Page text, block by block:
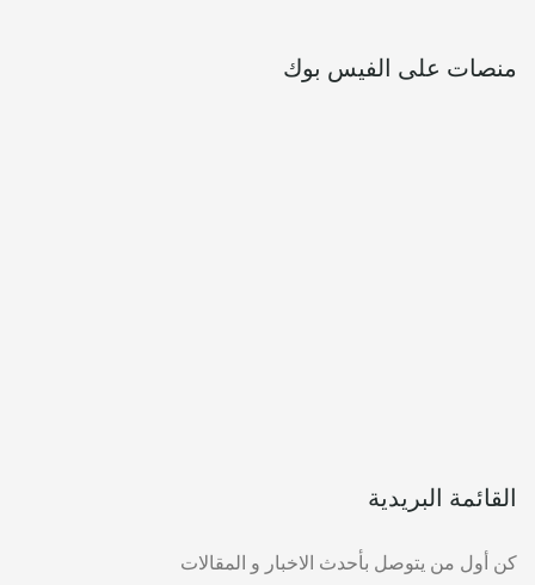
منصات على الفيس بوك
القائمة البريدية
كن أول من يتوصل بأحدث الاخبار و المقالات